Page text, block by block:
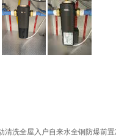
洗全屋入户自来水全铜防爆前